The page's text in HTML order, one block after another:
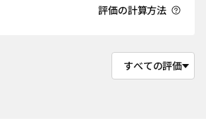
評価の計算方法